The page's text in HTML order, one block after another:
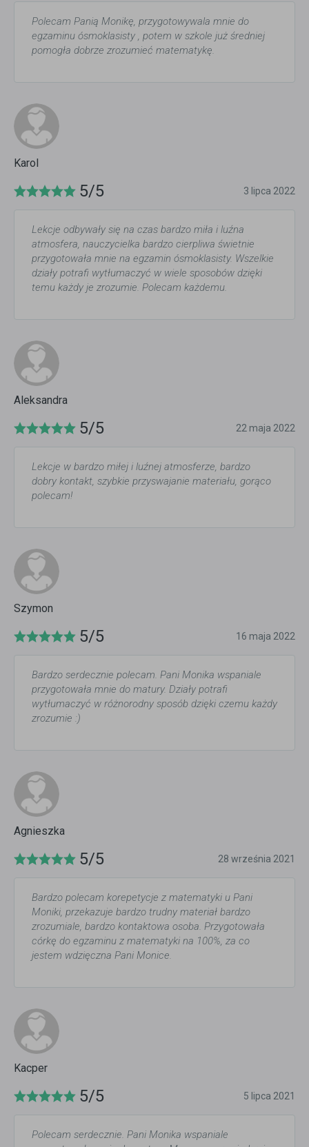
Polecam Panią Monikę, przygotowywala mnie do
egzaminu ósmoklasisty , potem w szkole już średniej
pomogła dobrze zrozumieć matematykę.
Karol
5/5 3 lipca 2022
Lekcje odbywały się na czas bardzo miła i luźna
atmosfera, nauczycielka bardzo cierpliwa świetnie
przygotowała mnie na egzamin ósmoklasisty. Wszelkie
działy potrafi wytłumaczyć w wiele sposobów dzięki
temu każdy je zrozumie. Polecam każdemu.
Aleksandra
5/5 22 maja 2022
Lekcje w bardzo miłej i luźnej atmosferze, bardzo
dobry kontakt, szybkie przyswajanie materiału, gorąco
polecam!
Szymon
5/5 16 maja 2022
Bardzo serdecznie polecam. Pani Monika wspaniale
przygotowała mnie do matury. Działy potrafi
wytłumaczyć w różnorodny sposób dzięki czemu każdy
zrozumie :)
Agnieszka
5/5 28 września 2021
Bardzo polecam korepetycje z matematyki u Pani
Moniki, przekazuje bardzo trudny materiał bardzo
zrozumiale, bardzo kontaktowa osoba. Przygotowała
córkę do egzaminu z matematyki na 100%, za co
jestem wdzięczna Pani Monice.
Kacper
5/5 5 lipca 2021
Polecam serdecznie. Pani Monika wspaniale